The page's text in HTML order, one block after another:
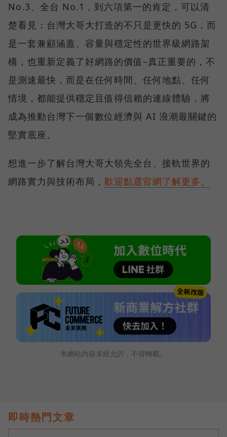
No.3、全台 No.1，到六項第一的肯定，可以清
楚看見：台灣大哥大打造的不只是更快的 5G，而
是一套兼顧涵蓋、容量與穩定性的世界級網路架
構，也重新定義了好網路的價值–真正重要的，不
是測速最快，而是在任何時間、任何地點、任何
情境，都能提供穩定且值得信賴的連線體驗，將
成為推動台灣下一個數位經濟與 AI 浪潮最關鍵的
堅實底座。
想進一步了解台灣大哥大領先全台、接軌世界的
網路實力與技術布局， 歡迎點選官網了解更多。
本網站內容未經允許，不得轉載。
即時熱門文章